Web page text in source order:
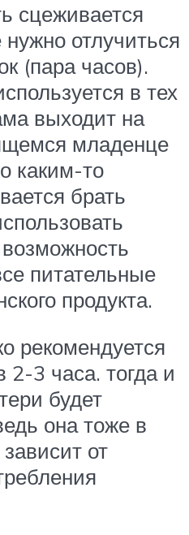
сцеживается
отлучиться
(пара часов).
в тех
выходит на
младенце
каким-то
брать
питательные
продукта.
рекомендуется
3 часа. тогда и
будет
она тоже в
от